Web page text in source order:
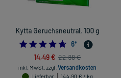
Kytta Geruchsneutral, 100 g
4.666666666666667
6*
14,49 € 22,88 €
inkl. MwSt. zzgl. Versandkosten
Lieferbar
144,90 € / kg